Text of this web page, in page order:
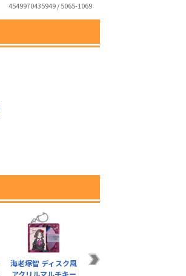
4549970435949 / 5065-1069
海老塚智 ディスク風
仁菜 VS 桃香 ビール